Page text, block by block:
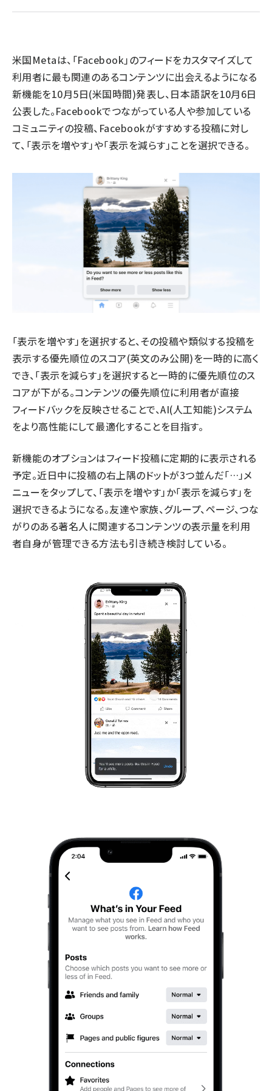
米国Metaは、「Facebook」のフィードをカスタマイズして
利用者に最も関連のあるコンテンツに出会えるようになる
新機能を10月5日(米国時間)発表し、日本語訳を10月6日
公表した。Facebookでつながっている人や参加している
コミュニティの投稿、Facebookがすすめする投稿に対し
て、「表示を増やす」や「表示を減らす」ことを選択できる。
「表示を増やす」を選択すると、その投稿や類似する投稿を
表示する優先順位のスコア(英文のみ公開)を一時的に高く
でき、「表示を減らす」を選択すると一時的に優先順位のス
コアが下がる。コンテンツの優先順位に利用者が直接
フィードバックを反映させることで、AI(人工知能)システム
をより高性能にして最適化することを目指す。
新機能のオプションはフィード投稿に定期的に表示される
予定。近日中に投稿の右上隅のドットが3つ並んだ「…」メ
ニューをタップして、「表示を増やす」か「表示を減らす」を
選択できるようになる。友達や家族、グループ、ページ、つな
がりのある著名人に関連するコンテンツの表示量を利用
者自身が管理できる方法も引き続き検討している。